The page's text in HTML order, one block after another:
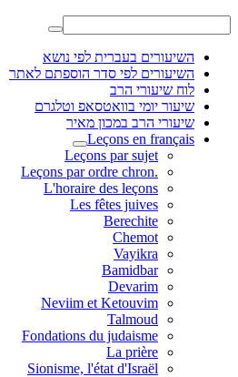
השיעורים בעברית לפי נושא
השיעורים לפי סדר הוספתם לאתר
לוח שיעורי הרב
שיעור יומי בוואטסאפ וטלגרם
שיעורי הרב במכון מאיר
Leçons en français
Leçons par sujet
.Leçons par ordre chron
L'horaire des leçons
Les fêtes juives
Berechite
Chemot
Vayikra
Bamidbar
Devarim
Neviim et Ketouvim
Talmoud
Fondations du judaisme
La prière
Sionisme, l'état d'Israël